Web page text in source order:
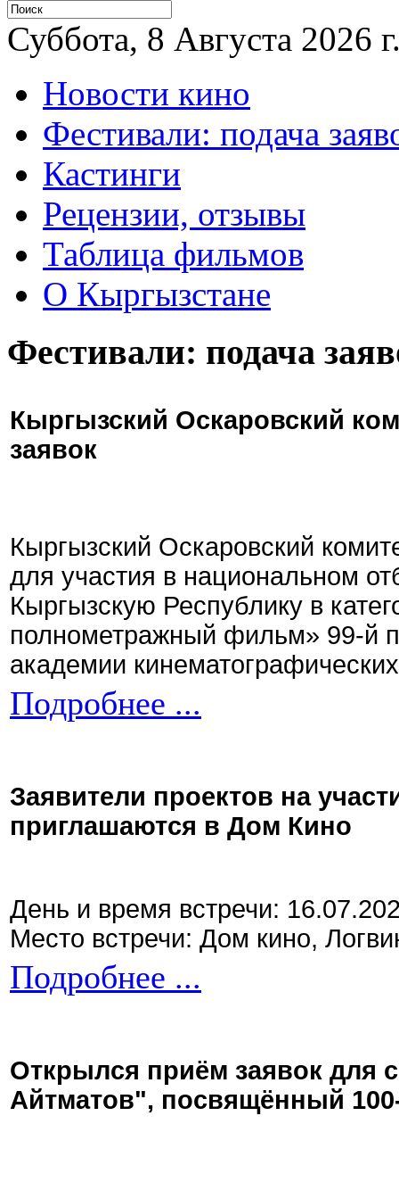
Суббота, 8 Августа 2026
Новости кино
Фестивали: подача
Кастинги
Рецензии, отзывы
Таблица фильмов
О Кыргызстане
Фестивали: подача
Кыргызский Оскаровский
заявок
Кыргызский Оскаровский
для участия в национальном
Кыргызскую Республику в
полнометражный фильм» 99-й
академии
Подробнее ...
Заявители проектов на
приглашаются в Дом Кино
День и время встречи:
Место встречи: Дом кино,
Подробнее ...
Открылся приём заявок для
Айтматов", посвящённый